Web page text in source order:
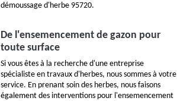
démoussage d'herbe 95720.
De l'ensemencement de gazon pour
toute surface
Si vous êtes à la recherche d'une entreprise
spécialiste en travaux d'herbes, nous sommes à votre
service. En prenant soin des herbes, nous faisons
également des interventions pour l'ensemencement